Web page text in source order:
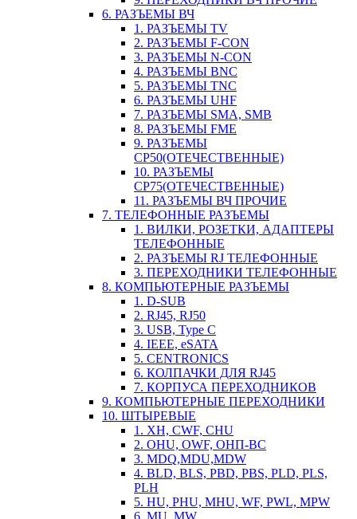
6. РАЗЪЕМЫ ВЧ
1. РАЗЪЕМЫ TV
2. РАЗЪЕМЫ F-CON
3. РАЗЪЕМЫ N-CON
4. РАЗЪЕМЫ BNC
5. РАЗЪЕМЫ TNC
6. РАЗЪЕМЫ UHF
7. РАЗЪЕМЫ SMA, SMB
8. РАЗЪЕМЫ FME
9. РАЗЪЕМЫ
СР50(ОТЕЧЕСТВЕННЫЕ)
10. РАЗЪЕМЫ
СР75(ОТЕЧЕСТВЕННЫЕ)
11. РАЗЪЕМЫ ВЧ ПРОЧИЕ
7. ТЕЛЕФОННЫЕ РАЗЪЕМЫ
1. ВИЛКИ, РОЗЕТКИ, АДАПТЕРЫ
ТЕЛЕФОННЫЕ
2. РАЗЪЕМЫ RJ ТЕЛЕФОННЫЕ
3. ПЕРЕХОДНИКИ ТЕЛЕФОННЫЕ
8. КОМПЬЮТЕРНЫЕ РАЗЪЕМЫ
1. D-SUB
2. RJ45, RJ50
3. USB, Type C
4. IEEE, eSATA
5. CENTRONICS
6. КОЛПАЧКИ ДЛЯ RJ45
7. КОРПУСА ПЕРЕХОДНИКОВ
9. КОМПЬЮТЕРНЫЕ ПЕРЕХОДНИКИ
10. ШТЫРЕВЫЕ
1. XH, CWF, CHU
2. OHU, OWF, ОНП-ВС
3. MDQ,MDU,MDW
4. BLD, BLS, PBD, PBS, PLD, PLS,
PLH
5. HU, PHU, MHU, WF, PWL, MPW
6. MU, MW